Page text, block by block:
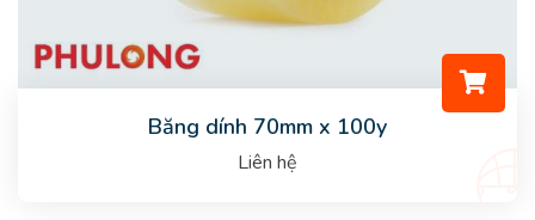
Băng dính 70mm x 100y
Liên hệ